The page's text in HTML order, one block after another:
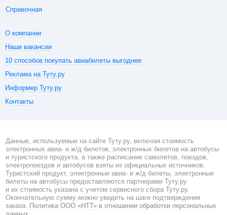
Справочная
О компании
Наши вакансии
10 способов покупать авиабилеты выгоднее
Реклама на Туту.ру
Информер Туту.ру
Контакты
Данные, используемые на сайте Туту.ру, включая стоимость
электронных авиа- и ж/д билетов, электронных билетов на автобусы
и туристского продукта, а также расписание самолетов, поездов,
электропоездов и автобусов взяты из официальных источников.
Туристский продукт, электронные авиа- и ж/д билеты, электронные
билеты на автобусы предоставляются партнерами Туту.ру
и их стоимость указана с учетом сервисного сбора Туту.ру.
Окончательную сумму можно увидеть на шаге подтверждения
заказа. Политика ООО «НТТ» в отношении обработки персональных